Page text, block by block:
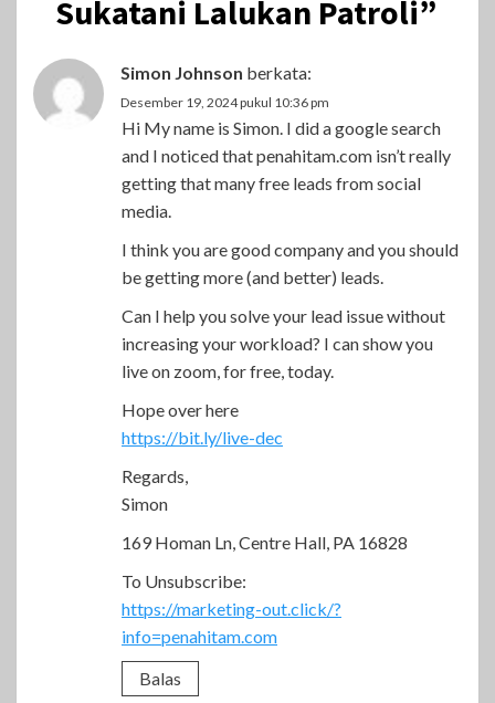
Sukatani Lalukan Patroli”
Simon Johnson berkata:
Desember 19, 2024 pukul 10:36 pm
Hi My name is Simon. I did a google search
and I noticed that penahitam.com isn’t really
getting that many free leads from social
media.
I think you are good company and you should
be getting more (and better) leads.
Can I help you solve your lead issue without
increasing your workload? I can show you
live on zoom, for free, today.
Hope over here
https://bit.ly/live-dec
Regards,
Simon
169 Homan Ln, Centre Hall, PA 16828
To Unsubscribe:
https://marketing-out.click/?
info=penahitam.com
Balas